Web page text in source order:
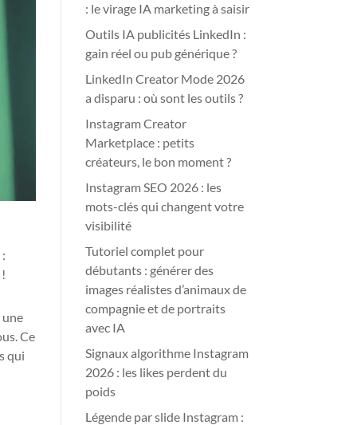
une
Ce
qui
: le virage IA marketing à saisir
Outils IA publicités LinkedIn :
gain réel ou pub générique ?
LinkedIn Creator Mode 2026
a disparu : où sont les outils ?
Instagram Creator
Marketplace : petits
créateurs, le bon moment ?
Instagram SEO 2026 : les
mots-clés qui changent votre
visibilité
Tutoriel complet pour
débutants : générer des
images réalistes d’animaux de
compagnie et de portraits
avec IA
Signaux algorithme Instagram
2026 : les likes perdent du
poids
Légende par slide Instagram :